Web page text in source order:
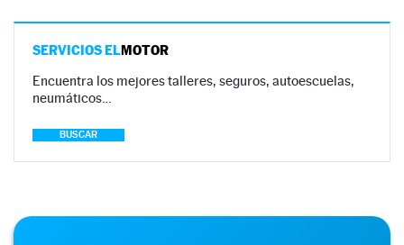
SERVICIOS ELMOTOR
Encuentra los mejores talleres, seguros, autoescuelas,
neumáticos…
BUSCAR